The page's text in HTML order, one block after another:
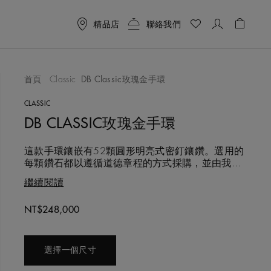
精品店 聯絡我們
愛清單
首頁 Classic DB Classic玫瑰金手環
CLASSIC
DB CLASSIC玫瑰金手環
這款手環鑲嵌有52顆圓形明亮式密釘鑲鑽。選用的
每顆鑽石都以遵循道德章程的方式採購，並由我們
的視覺效果。鑽石總重約0.7克拉。 手環採用舒適
論單獨佩戴或與其他DB Classic系列手環疊戴同樣
繼續閱讀
Original price
NT$248,000
選擇一個尺寸